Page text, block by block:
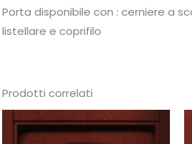
Porta disponibile con : cerniere a
listellare e coprifilo
Prodotti correlati